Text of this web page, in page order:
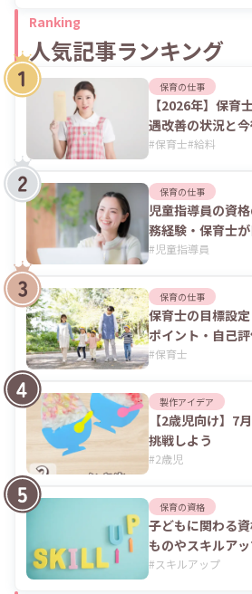
Ranking
人気記事ランキング
保育の仕事
【2026年】保育
遇改善の状況と
#保育士#給料
保育の仕事
児童指導員の資格
務経験・保育士
#児童指導員
保育の仕事
保育士の目標設定
ポイント・自己
#保育士
製作アイデア
【2歳児向け】7
挑戦しよう
#2歳児
保育の資格
子どもに関わる資
ものやスキルアッ
#スキルアップ